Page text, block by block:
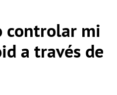
controlar mi
a través de